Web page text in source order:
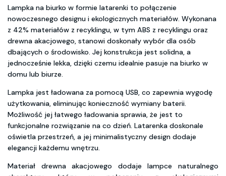
Lampka na biurko w formie latarenki to połączenie
nowoczesnego designu i ekologicznych materiałów. Wykonana
z 42% materiałów z recyklingu, w tym ABS z recyklingu oraz
drewna akacjowego, stanowi doskonały wybór dla osób
dbających o środowisko. Jej konstrukcja jest solidna, a
jednocześnie lekka, dzięki czemu idealnie pasuje na biurko w
domu lub biurze.
Lampka jest ładowana za pomocą USB, co zapewnia wygodę
użytkowania, eliminując konieczność wymiany baterii.
Możliwość jej łatwego ładowania sprawia, że jest to
funkcjonalne rozwiązanie na co dzień. Latarenka doskonale
oświetla przestrzeń, a jej minimalistyczny design dodaje
elegancji każdemu wnętrzu.
Materiał drewna akacjowego dodaje lampce naturalnego